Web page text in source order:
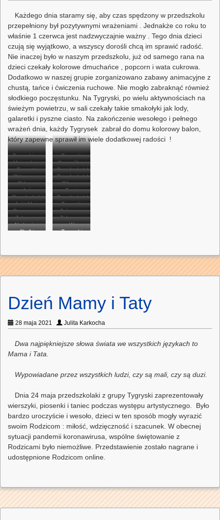
Każdego dnia staramy się, aby czas spędzony w przedszkolu
przepełniony był pozytywnymi wrażeniami . Jednakże co roku to
właśnie 1 czerwca jest nadzwyczajnie ważny . Tego dnia dzieci
czują się wyjątkowo, a wszyscy dorośli chcą im sprawić radość.
Nie inaczej było w naszym przedszkolu, już od samego rana na
dzieci czekały kolorowe dmuchańce , popcorn i wata cukrowa.
Dodatkowo w naszej grupie zorganizowano zabawy animacyjne z
chustą, tańce i ćwiczenia ruchowe. Nie mogło zabraknąć również
słodkiego poczęstunku. Na Tygryski, po wielu aktywnościach na
świeżym powietrzu, w sali czekały takie smakołyki jak lody,
galaretki i pyszne ciasto. Na zakończenie wesołego i pełnego
wrażeń dnia, każdy Tygrysek zabrał do domu kolorowy balon,
który zapewne sprawił im wiele dodatkowej radości !
Tygryski na
dmuchańcach.
Tygryski
podczas
zabawy na
dmuchańcach.
Majeczka z
Tosią.
Szczęśliwe
Tygryski 🙂
Tygryski
podczas
zabawy.
Przedszkolaki
na
zjeżdżalni.
Chłopcy na
zjeżdżalni.
Przedszkolaki
na
zjeżdżalni.
Chłopcy
trafiają do
tarczy.
Piłkarze
trenują
strzały do
celu.
Jaś
pokonuje
tor.
Tosia
pokonuje
tor.
Przedszkolaki
w kolejce
po
smakołyki.
Przedszkolaki
w kolejce
po watę lub
popcorn.
Jaś i Maja
jedzą watę
cukrową.
Tygryski
jedzą watę
cukrową.
Przerwa na
Zabawy z
animacyjną.
Zabawy z
chustą
Zabawy z
chustą
Na koniec
W
Słodki
Tygryski
Dzień Mamy i Taty
28 maja 2021 Julita Karkocha
Dwa najpiękniejsze słowa świata we wszystkich językach to
Mama i Tata.
Wypowiadane przez wszystkich ludzi, czy są mali, czy są duzi.
Dnia 24 maja przedszkolaki z grupy Tygryski zaprezentowały
wierszyki, piosenki i taniec podczas występu artystycznego.
Było
bardzo uroczyście i wesoło, dzieci w ten sposób mogły wyrazić
swoim Rodzicom : miłość, wdzięczność i szacunek. W obecnej
sytuacji pandemii koronawirusa, wspólne świętowanie z
Rodzicami było niemożliwe. Przedstawienie zostało nagrane i
udostępnione Rodzicom online.